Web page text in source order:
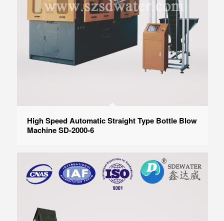
High Speed Automatic Straight Type Bottle Blow
Machine SD-2000-6